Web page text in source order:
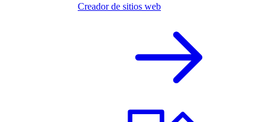
Creador de sitios web